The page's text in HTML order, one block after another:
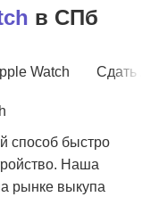
в СПб
Watch Сдать
способ быстро
Наша
рынке выкупа